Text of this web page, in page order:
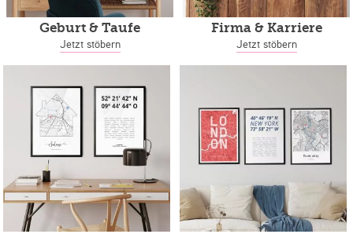
Geburt & Taufe
Jetzt stöbern
Firma & Karriere
Jetzt stöbern